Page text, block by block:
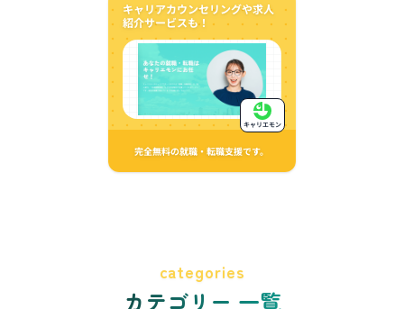
キャリアカウンセリングや求人
紹介サービスも！
完全無料の就職・転職支援です。
キャリエモン
categories
カテゴリー 一覧